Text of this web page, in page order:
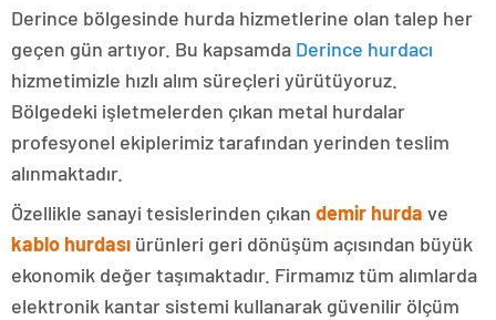
Derince bölgesinde hurda hizmetlerine olan talep her
geçen gün artıyor. Bu kapsamda Derince hurdacı
hizmetimizle hızlı alım süreçleri yürütüyoruz.
Bölgedeki işletmelerden çıkan metal hurdalar
profesyonel ekiplerimiz tarafından yerinden teslim
alınmaktadır.
Özellikle sanayi tesislerinden çıkan demir hurda ve
kablo hurdası ürünleri geri dönüşüm açısından büyük
ekonomik değer taşımaktadır. Firmamız tüm alımlarda
elektronik kantar sistemi kullanarak güvenilir ölçüm